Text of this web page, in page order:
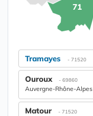
71
Tramayes - 71520
Ouroux - 69860
Auvergne-Rhône-Alpes
Matour - 71520